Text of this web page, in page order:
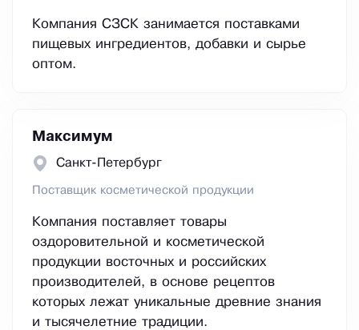
Компания СЗСК занимается поставками
пищевых ингредиентов, добавки и сырье
оптом.
Максимум
Санкт-Петербург
Поставщик косметической продукции
Компания поставляет товары
оздоровительной и косметической
продукции восточных и российских
производителей, в основе рецептов
которых лежат уникальные древние знания
и тысячелетние традиции.